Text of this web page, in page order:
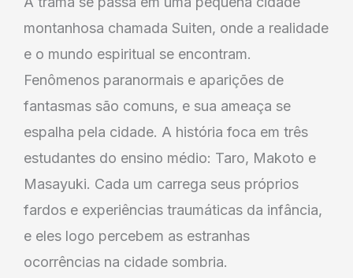
montanhosa chamada Suiten, onde a realidade
e o mundo espiritual se encontram.
Fenômenos paranormais e aparições de
fantasmas são comuns, e sua ameaça se
espalha pela cidade. A história foca em três
estudantes do ensino médio: Taro, Makoto e
Masayuki. Cada um carrega seus próprios
fardos e experiências traumáticas da infância,
e eles logo percebem as estranhas
ocorrências na cidade sombria.